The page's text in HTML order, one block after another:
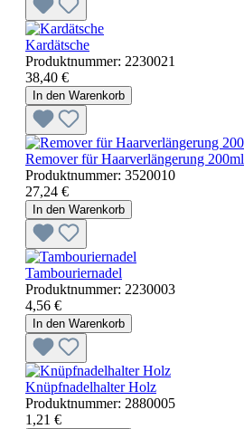
Kardätsche
Produktnummer: 2230021
38,40 €
In den Warenkorb
Remover für Haarverlängerung 200ml
Produktnummer: 3520010
27,24 €
In den Warenkorb
Tambouriernadel
Produktnummer: 2230003
4,56 €
In den Warenkorb
Knüpfnadelhalter Holz
Produktnummer: 2880005
1,21 €